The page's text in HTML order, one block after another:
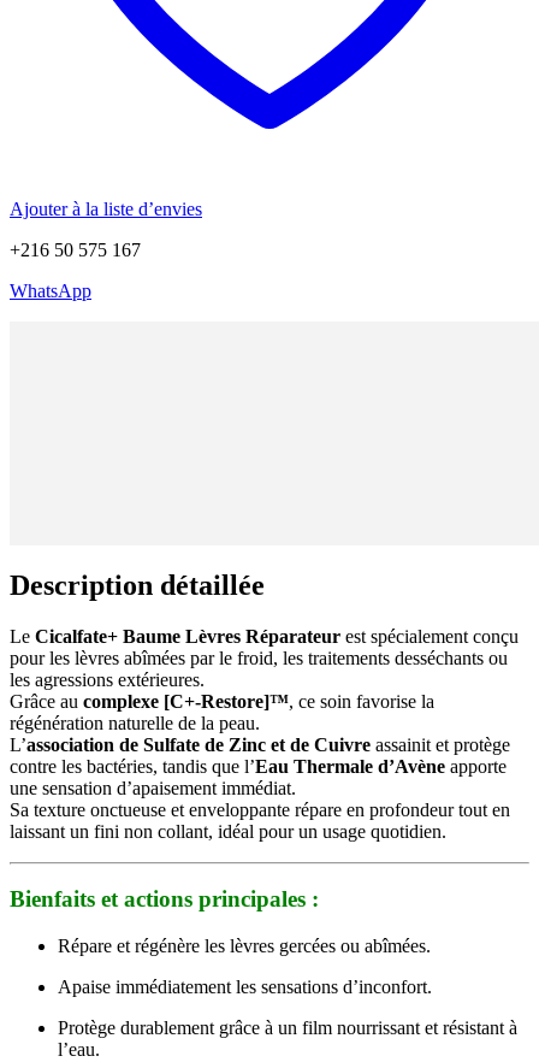
Ajouter à la liste d’envies
+216 50 575 167
WhatsApp
Description détaillée
Le Cicalfate+ Baume Lèvres Réparateur est spécialement conçu
pour les lèvres abîmées par le froid, les traitements desséchants ou
les agressions extérieures.
Grâce au complexe [C+-Restore]™, ce soin favorise la
régénération naturelle de la peau.
L’association de Sulfate de Zinc et de Cuivre assainit et protège
contre les bactéries, tandis que l’Eau Thermale d’Avène apporte
une sensation d’apaisement immédiat.
Sa texture onctueuse et enveloppante répare en profondeur tout en
laissant un fini non collant, idéal pour un usage quotidien.
Bienfaits et actions principales :
Répare et régénère les lèvres gercées ou abîmées.
Apaise immédiatement les sensations d’inconfort.
Protège durablement grâce à un film nourrissant et résistant à
l’eau.